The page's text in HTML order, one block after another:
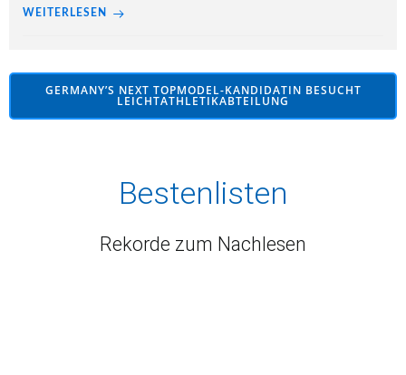
WEITERLESEN
GERMANY’S NEXT TOPMODEL-KANDIDATIN BESUCHT
LEICHTATHLETIKABTEILUNG
Bestenlisten
Rekorde zum Nachlesen